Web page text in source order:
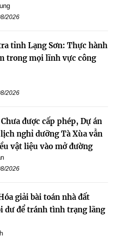
2026
tỉnh Lạng Sơn: Thực hành
trong mọi lĩnh vực công
2026
được cấp phép, Dự án
nghỉ dưỡng Tà Xùa vẫn
vật liệu vào mở đường
2026
giải bài toán nhà đất
dư để tránh tình trạng lãng